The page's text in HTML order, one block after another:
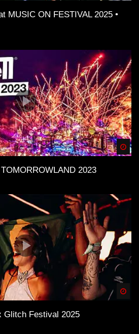
MUSIC ON FESTIVAL 2025 •
2023
Glitch Festival 2025